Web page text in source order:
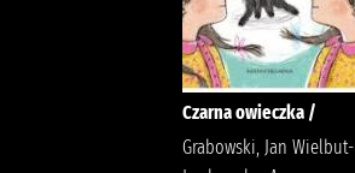
Czarna owieczka /
Grabowski, Jan Wielbut-